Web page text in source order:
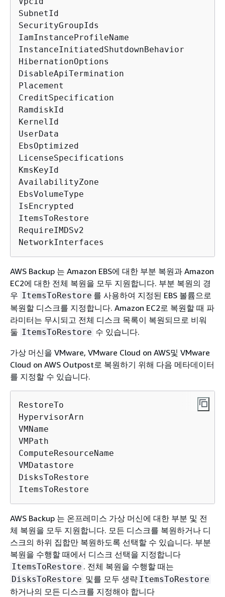
SubnetId
SecurityGroupIds
IamInstanceProfileName
InstanceInitiatedShutdownBehavior
HibernationOptions
DisableApiTermination
Placement
CreditSpecification
RamdiskId
KernelId
UserData
EbsOptimized
LicenseSpecifications
KmsKeyId
AvailabilityZone
EbsVolumeType
IsEncrypted
ItemsToRestore
RequireIMDSv2
NetworkInterfaces
AWS Backup 는 Amazon EBS에 대한 부분 복원과 Amazon
EC2에 대한 전체 복원을 모두 지원합니다. 부분 복원의 경
우 ItemsToRestore 를 사용하여 지정된 EBS 볼륨으로
복원할 디스크를 지정합니다. Amazon EC2로 복원할 때 파
라미터는 무시되고 전체 디스크 목록이 복원되므로 비워
둘 ItemsToRestore 수 있습니다.
가상 머신을 VMware, VMware Cloud on AWS및 VMware
Cloud on AWS Outpost로 복원하기 위해 다음 메타데이터
를 지정할 수 있습니다.
RestoreTo
HypervisorArn
VMName
VMPath
ComputeResourceName
VMDatastore
DisksToRestore
ItemsToRestore
AWS Backup 는 온프레미스 가상 머신에 대한 부분 및 전
체 복원을 모두 지원합니다. 모든 디스크를 복원하거나 디
스크의 하위 집합만 복원하도록 선택할 수 있습니다. 부분
복원을 수행할 때에서 디스크 선택을 지정합니다
ItemsToRestore . 전체 복원을 수행할 때는
DisksToRestore 및를 모두 생략 ItemsToRestore
하거나의 모든 디스크를 지정해야 합니다